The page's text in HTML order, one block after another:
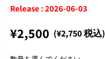
Release : 2026-06-03
通
¥2,500 (¥2,750 税込)